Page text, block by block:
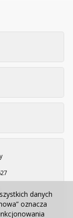
danych
oznacza